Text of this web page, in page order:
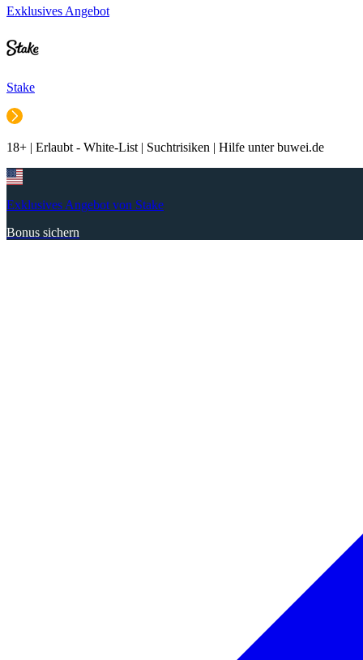
Exklusives Angebot
Stake
18+ | Erlaubt - White-List | Suchtrisiken | Hilfe unter buwei.de
Exklusives Angebot von Stake
Bonus sichern